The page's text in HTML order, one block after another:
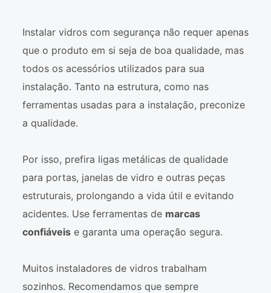
Instalar vidros com segurança não requer apenas
que o produto em si seja de boa qualidade, mas
todos os acessórios utilizados para sua
instalação. Tanto na estrutura, como nas
ferramentas usadas para a instalação, preconize
a qualidade.
Por isso, prefira ligas metálicas de qualidade
para portas, janelas de vidro e outras peças
estruturais, prolongando a vida útil e evitando
acidentes. Use ferramentas de marcas
confiáveise garanta uma operação segura.
Muitos instaladores de vidros trabalham
sozinhos. Recomendamos que sempre